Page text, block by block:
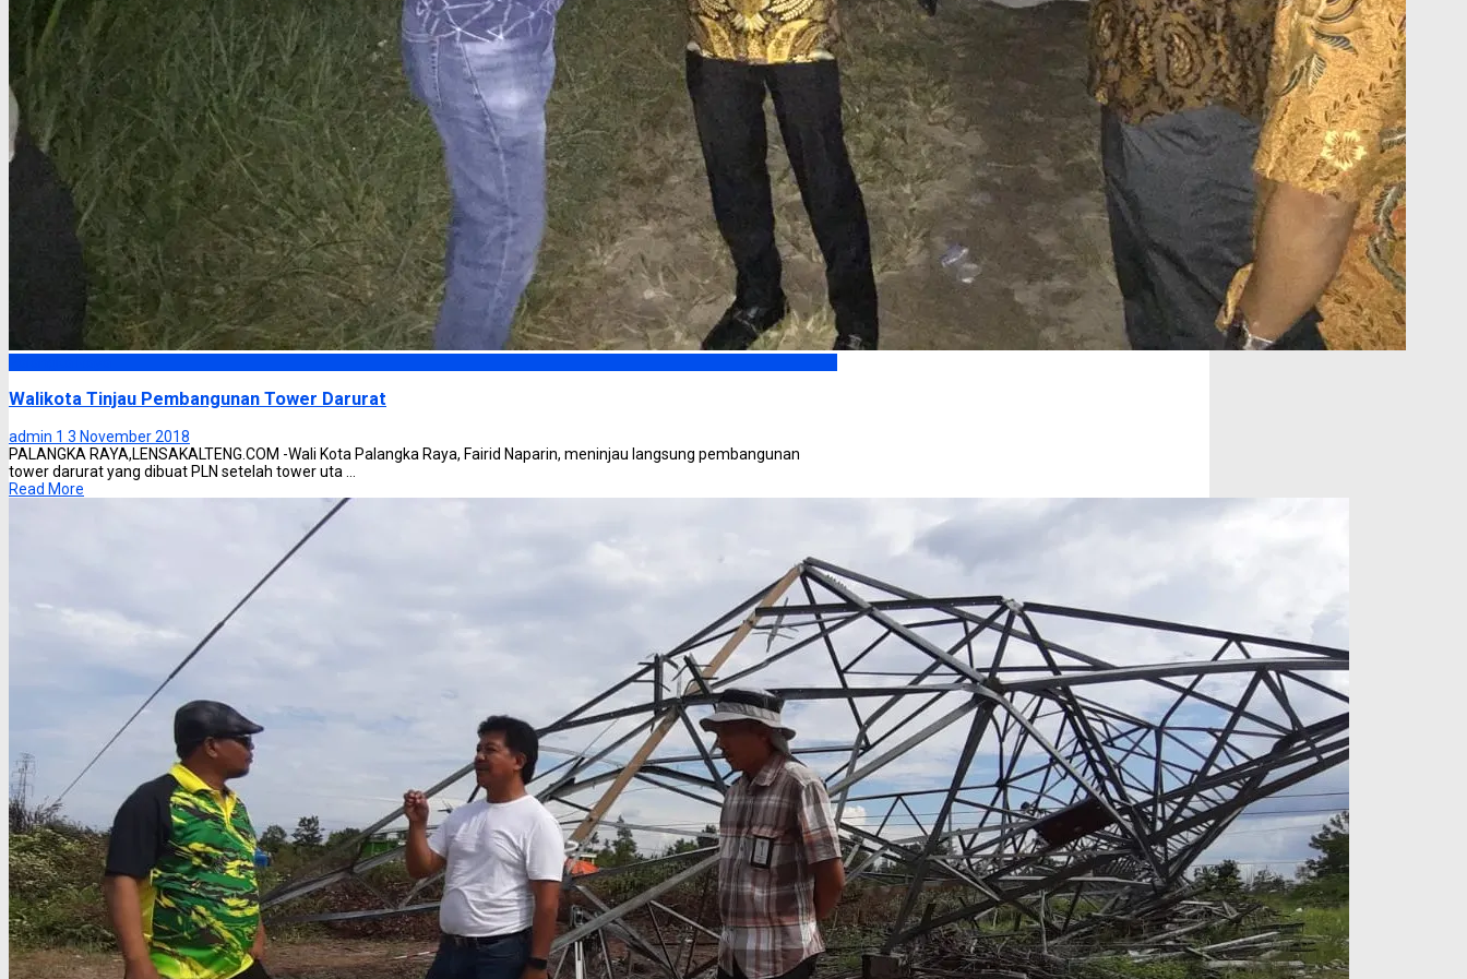
Walikota Tinjau Pembangunan Tower Darurat
admin 1 3 November 2018
PALANGKA RAYA,LENSAKALTENG.COM -Wali Kota Palangka Raya, Fairid Naparin, meninjau langsung pembangunan
tower darurat yang dibuat PLN setelah tower uta ...
Read More